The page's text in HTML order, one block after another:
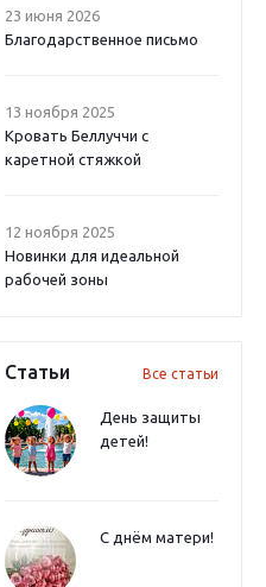
23 июня 2026
Благодарственное письмо
13 ноября 2025
Кровать Беллуччи с
каретной стяжкой
12 ноября 2025
Новинки для идеальной
рабочей зоны
Статьи Все статьи
День защиты
детей!
С днём матери!